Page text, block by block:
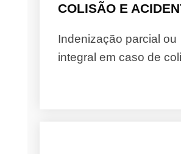
COLISÃO E
Indenização parcial ou
integral em caso de